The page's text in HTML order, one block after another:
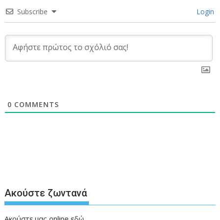
Subscribe Login
0 COMMENTS
Ακούστε ζωντανά